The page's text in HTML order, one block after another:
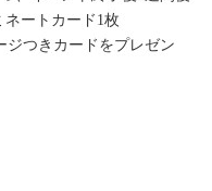
ネートカード1枚
ジつきカードをプレゼン